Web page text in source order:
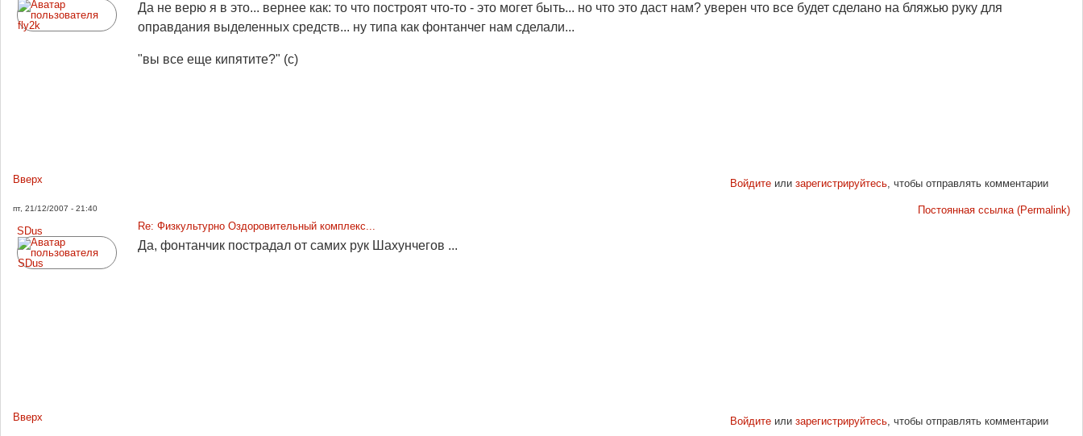
Да не верю я в это... вернее как: то что построят что-то - это могет быть... но что это даст нам? уверен что все будет сделано на бляжью руку для
оправдания выделенных средств... ну типа как фонтанчег нам сделали...
"вы все еще кипятите?" (c)
Вверх Войдитеили зарегистрируйтесь, чтобы отправлять комментарии
пт, 21/12/2007 - 21:40
Постоянная ссылка (Permalink)
SDus
Re: Физкультурно Оздоровительный комплекс...
Да, фонтанчик пострадал от самих рук Шахунчегов ...
Вверх Войдитеили зарегистрируйтесь, чтобы отправлять комментарии